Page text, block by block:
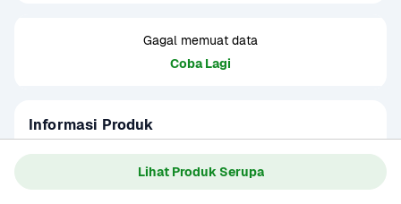
Lihat Produk Serupa
Gagal memuat data
Coba Lagi
Informasi Produk
Seledri adalah sayuran sekaligus tumbuhan obat, yang
memiliki tangkai panjang berwarna hijau muda keputihan
yang renyah dan daun tipis menyirip ganjil warna hijau tua.